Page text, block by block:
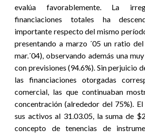
evalúa favorablemente. La
financiaciones totales ha
importante respecto del mismo
presentando a marzo ´05 un ratio
mar.´04), observando además una
con previsiones (94.6%). Sin perjuicio
las financiaciones otorgadas
comercial, las que continuaban
concentración (alrededor del 75%).
sus activos al 31.03.05, la suma de
concepto de tenencias de